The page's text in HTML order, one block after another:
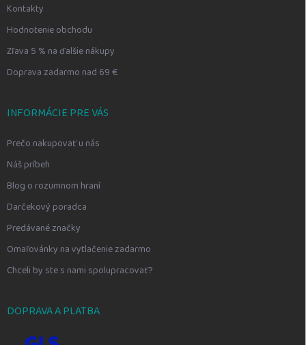
Kontakty
Hodnotenie obchodu
Zľava 5 % na ďalšie nákupy
Doprava zadarmo nad 69 €
INFORMÁCIE PRE VÁS
Prečo nakupovať u nás
Náš príbeh
Blog o rozumnom hraní
Darčekový poradca
Predávané značky
Omaľovánky na vytlačenie zadarmo
Chceli by ste s nami spolupracovať?
DOPRAVA A PLATBA